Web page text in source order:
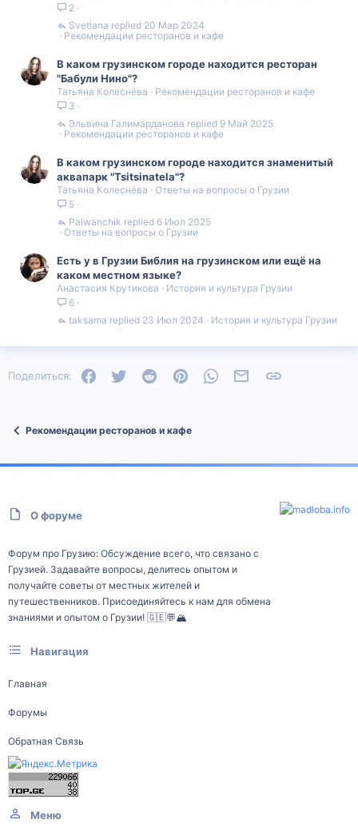
2
Рекомендации ресторанов и кафе
20 Мар 2024
Svetlana
В каком грузинском городе находится ресторан
"Бабули Нино"?
Татьяна Колеснёва
Рекомендации ресторанов и кафе
3
Рекомендации ресторанов и кафе
9 Май 2025
Эльвина Галимарданова
В каком грузинском городе находится знаменитый
аквапарк "Tsitsinatela"?
Татьяна Колеснёва
Ответы на вопросы о Грузии
5
Ответы на вопросы о Грузии
6 Июл 2025
Palwanchik
Есть у в Грузии Библия на грузинском или ещё на
каком местном языке?
Анастасия Крутикова
История и культура Грузии
6
История и культура Грузии
23 Июл 2024
taksama
Поделиться: FacebookTwitter Reddit PinterestWhatsAppЭлектронная почта
Рекомендации ресторанов и кафе
О форуме
Форум про Грузию: Обсуждение всего, что связано с
Грузией. Задавайте вопросы, делитесь опытом и
получайте советы от местных жителей и
путешественников. Присоединяйтесь к нам для обмена
знаниями и опытом о Грузии! 🇬🇪💬🏔️
Навигация
Главная
Форумы
Обратная Связь
Меню